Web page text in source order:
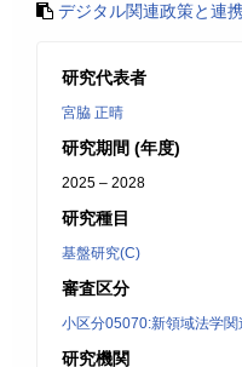
デジタル関連政策と連
研究代表者
宮脇 正晴
研究期間 (年度)
2025 – 2028
研究種目
基盤研究(C)
審査区分
小区分05070:新領域法学関
研究機関